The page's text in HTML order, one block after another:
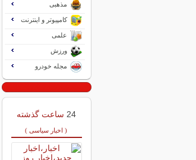
مذهبی
کامپیوتر و اینترنت
علمی
ورزش
مجله خودرو
24 ساعت گذشته
( اخبار سیاسی )